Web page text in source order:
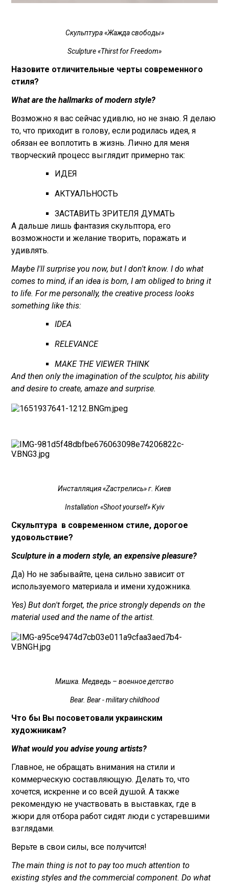
Скульптура «‎Жажда свободы»
Sculpture «‎Thirst for Freedom»
Назовите отличительные черты современного
стиля?
What are the hallmarks of modern style?
Возможно я вас сейчас удивлю, но не знаю. Я делаю
то, что приходит в голову, если родилась идея, я
обязан ее воплотить в жизнь. Лично для меня
творческий процесс выглядит примерно так:
ИДЕЯ
АКТУАЛЬНОСТЬ
ЗАСТАВИТЬ ЗРИТЕЛЯ ДУМАТЬ
А дальше лишь фантазия скульптора, его
возможности и желание творить, поражать и
удивлять.
Maybe I'll surprise you now, but I don't know. I do what
comes to mind, if an idea is born, I am obliged to bring it
to life. For me personally, the creative process looks
something like this:
IDEA
RELEVANCE
MAKE THE VIEWER THINK
And then only the imagination of the sculptor, his ability
and desire to create, amaze and surprise.
Инсталляция «Zастрелись» г. Киев
Installation «Shoot yourself» Kyiv
Скульптура в современном стиле, дорогое
удовольствие?
Sculpture in a modern style, an expensive pleasure?
Да) Но не забывайте, цена сильно зависит от
используемого материала и имени художника.
Yes) But don't forget, the price strongly depends on the
material used and the name of the artist.
Мишка. Медведь – военное детство
Bear. Bear - military childhood
Что бы Вы посоветовали украинским
художникам?
What would you advise young artists?
Главное, не обращать внимания на стили и
коммерческую составляющую. Делать то, что
хочется, искренне и со всей душой. А также
рекомендую не участвовать в выставках, где в
жюри для отбора работ сидят люди с устаревшими
взглядами.
Верьте в свои силы, все получится!
The main thing is not to pay too much attention to
existing styles and the commercial component. Do what